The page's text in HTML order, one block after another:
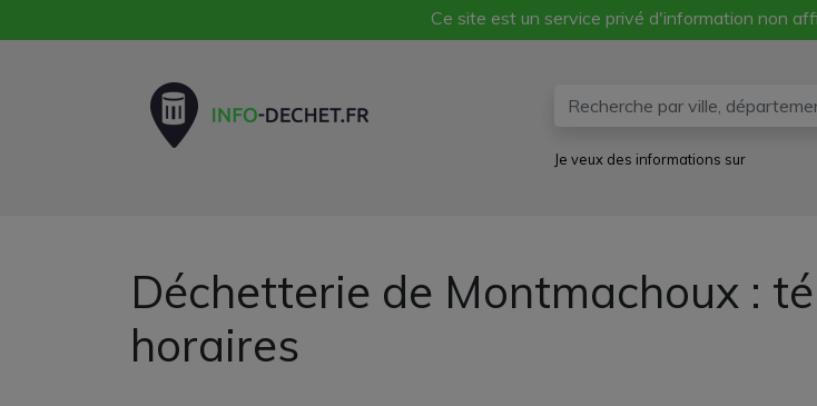
Ce site est un service privé d'information non
Je veux des informations sur
Déchetterie de Montmachoux :
horaires